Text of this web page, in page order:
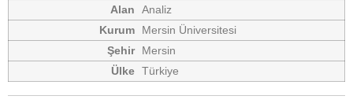
Analiz
Mersin Üniversitesi
Mersin
Türkiye